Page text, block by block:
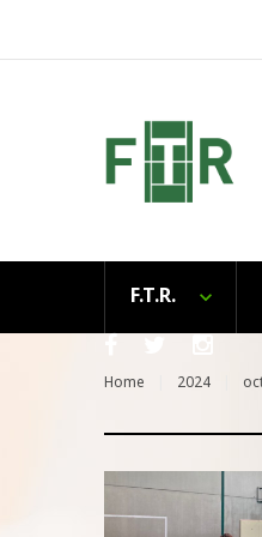
F.T.R.
Home 2024
Día: